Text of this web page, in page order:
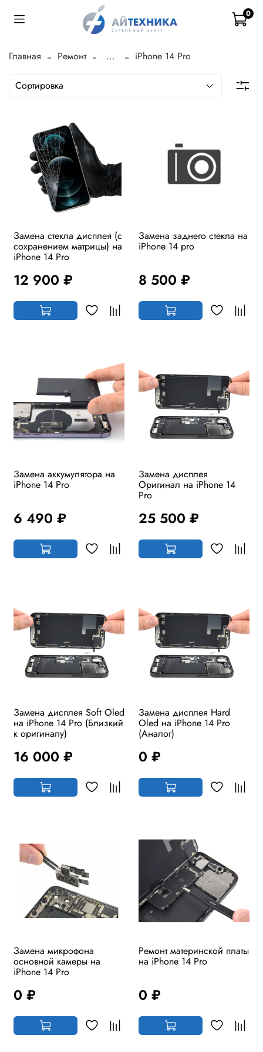
0
Главная Ремонт ... iPhone 14 Pro
Замена стекла дисплея (с
сохранением матрицы) на
iPhone 14 Pro
12 900 ₽
Замена заднего стекла на
iPhone 14 pro
8 500 ₽
Замена аккумулятора на
iPhone 14 Pro
6 490 ₽
Замена дисплея
Оригинал на iPhone 14
Pro
25 500 ₽
Замена дисплея Soft Oled
на iPhone 14 Pro (Близкий
к оригиналу)
16 000 ₽
Замена дисплея Hard
Oled на iPhone 14 Pro
(Аналог)
0 ₽
Замена микрофона
основной камеры на
iPhone 14 Pro
0 ₽
Ремонт материнской платы
на iPhone 14 Pro
0 ₽